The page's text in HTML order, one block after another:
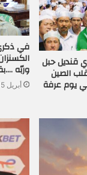
قنديل حبل
الصين
يوم عرفة
في
وربّه
أبريل 15, 2026